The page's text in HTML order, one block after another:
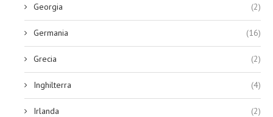
Georgia (2)
Germania (16)
Grecia (2)
Inghilterra (4)
Irlanda (2)